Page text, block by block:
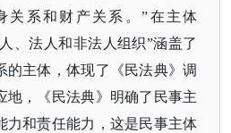
关系和财产关系。”在主体
、法人和非法人组织”涵盖了
的主体，体现了《民法典》调
地，《民法典》明确了民事主
力和责任能力，这是民事主体